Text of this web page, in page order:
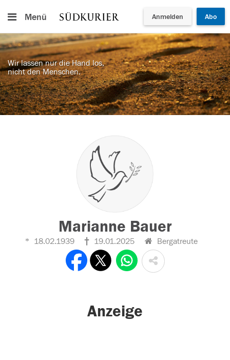
Menü Anmelden Abo
Wir lassen nur die Hand los,
nicht den Menschen.
Marianne Bauer
18.02.1939 19.01.2025 Bergatreute
Anzeige